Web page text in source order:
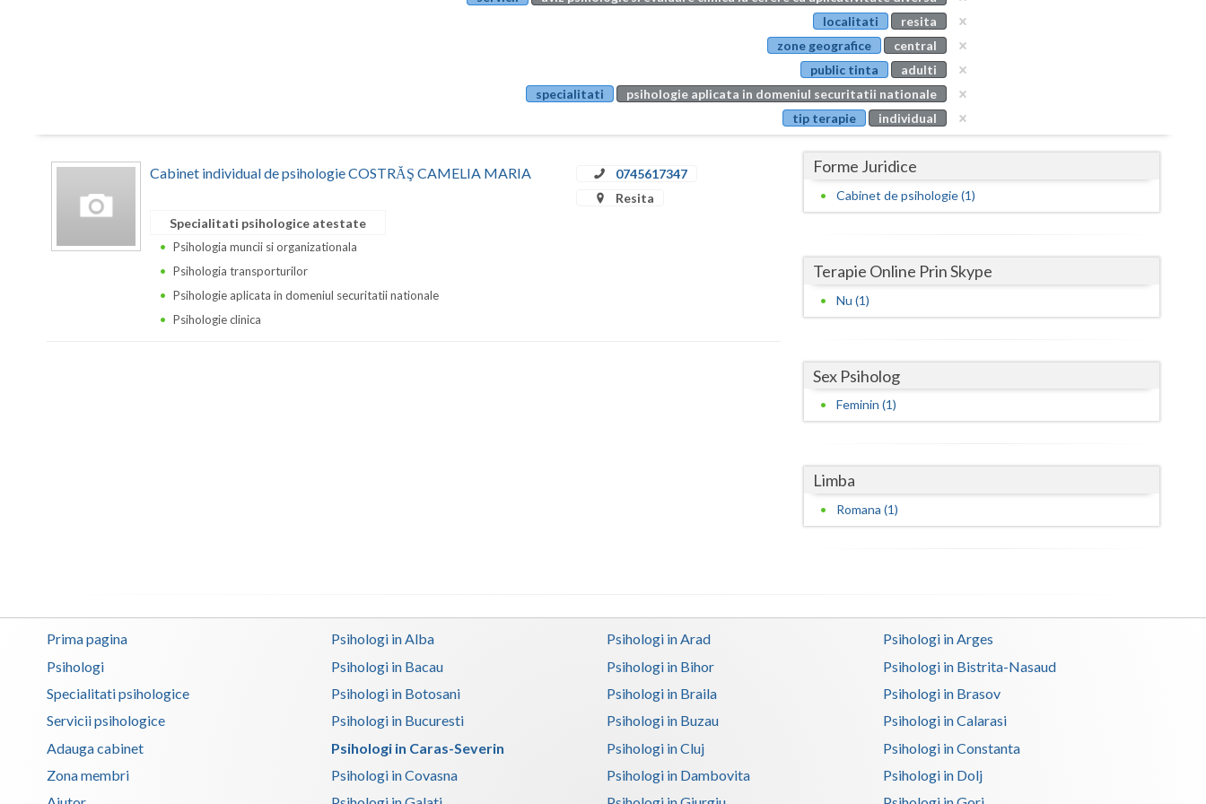
Buzau
Calarasi
Caras-Severin
Cluj
Constanta
Covasna
Dolj
Mehedinti
Neamt
Olt
Salaj
localitati
resita
zone geografice
central
public tinta
adulti
specialitati
psihologie aplicata in domeniul securitatii nationale
tip terapie
individual
Cabinet individual de psihologie COSTRĂŞ CAMELIA MARIA
0745617347
Resita
Specialitati psihologice atestate
Psihologia muncii si organizationala
Psihologia transporturilor
Psihologie aplicata in domeniul securitatii nationale
Psihologie clinica
Forme Juridice
Cabinet de psihologie (1)
Terapie Online Prin Skype
Nu (1)
Sex Psiholog
Feminin (1)
Limba
Romana (1)
Prima pagina
Psihologi
Specialitati psihologice
Servicii psihologice
Adauga cabinet
Zona membri
Psihologi in Alba Psihologi in Arad
Psihologi in Arges
Psihologi in Bacau
Psihologi in Bihor
Psihologi in Bistrita-Nasaud
Psihologi in Botosani
Psihologi in Braila
Psihologi in Brasov
Psihologi in Bucuresti
Psihologi in Buzau
Psihologi in Calarasi
Psihologi in Caras-Severin
Psihologi in Cluj
Psihologi in Constanta
Psihologi in Covasna
Psihologi in Dambovita
Psihologi in Dolj